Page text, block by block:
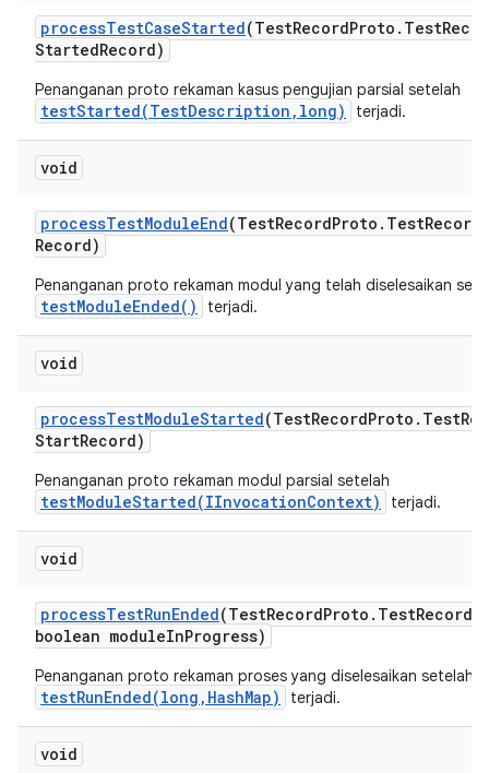
processTestCaseStarted(TestRecordProto . Test
StartedRecord)
Penanganan proto rekaman kasus pengujian parsial setelah
testStarted(TestDescription,long) terjadi.
void
processTestModuleEnd(TestRecordProto . TestRecord
Record)
Penanganan proto rekaman modul yang telah diselesaikan
testModuleEnded() terjadi.
void
processTestModuleStarted(TestRecordProto . Test
StartRecord)
Penanganan proto rekaman modul parsial setelah
testModuleStarted(IInvocationContext) terjadi.
void
processTestRunEnded(TestRecordProto . TestRecord
boolean moduleInProgress)
Penanganan proto rekaman proses yang diselesaikan setelah
testRunEnded(long,HashMap) terjadi.
void